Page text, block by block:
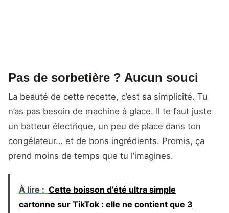
Pas de sorbetière ? Aucun souci
La beauté de cette recette, c’est sa simplicité. Tu
n’as pas besoin de machine à glace. Il te faut juste
un batteur électrique, un peu de place dans ton
congélateur… et de bons ingrédients. Promis, ça
prend moins de temps que tu l’imagines.
À lire : Cette boisson d’été ultra simple
cartonne sur TikTok : elle ne contient que 3